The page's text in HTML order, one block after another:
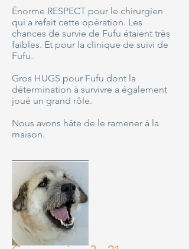
Énorme RESPECT pour le chirurgien
qui a refait cette opération. Les
chances de survie de Fufu étaient très
faibles. Et pour la clinique de suivi de
Fufu.
Gros HUGS pour Fufu dont la
détermination à survivre a également
joué un grand rôle.
Nous avons hâte de le ramener à la
maison.